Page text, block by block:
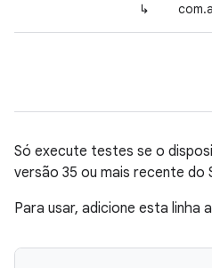
↳
Só execute testes se o
versão 35 ou mais recente do
Para usar, adicione esta linha